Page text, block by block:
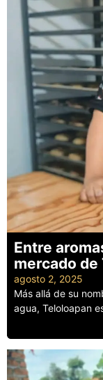
Entre
mercado de
agosto 2, 2025
Más allá de su
agua, Teloloapan